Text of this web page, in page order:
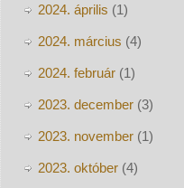
2024. április (1)
2024. március (4)
2024. február(1)
2023. december(3)
2023. november(1)
2023. október(4)